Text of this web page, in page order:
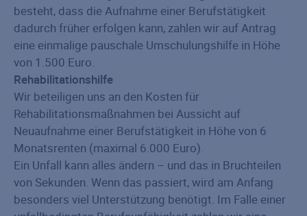
besteht, dass die Aufnahme einer Berufstätigkeit
dadurch früher erfolgen kann, zahlen wir auf Antrag
eine einmalige pauschale Umschulungshilfe in Höhe
von 1.500 Euro.
Rehabilitationshilfe
Wir beteiligen uns an den Kosten für
Rehabilitationsmaßnahmen bei Aussicht auf
Neuaufnahme einer Berufstätigkeit in Höhe von 6
Monatsrenten (maximal 6.000 Euro).
Ein Unfall kann alles ändern – und das in Bruchteilen
von Sekunden. Wenn das passiert, wird am Anfang
besonders viel Unterstützung benötigt. Im Falle einer